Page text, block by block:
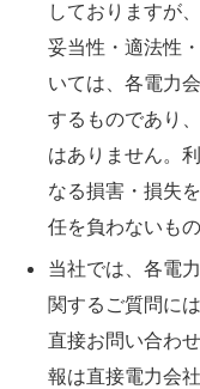
しておりますが
妥当性・適法性
いては、各電力
するものであり
はありません。
なる損害・損失
任を負わないもの
当社では、各電
関するご質問に
直接お問い合わ
報は直接電力会